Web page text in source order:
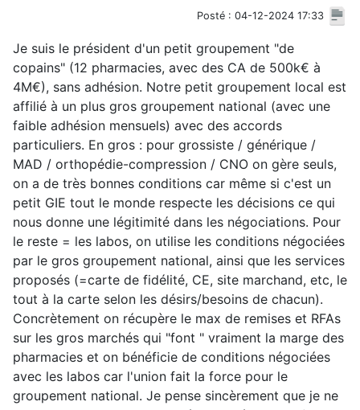
Posté : 04-12-2024 17:33
Je suis le président d'un petit groupement "de
copains" (12 pharmacies, avec des CA de 500k€ à
4M€), sans adhésion. Notre petit groupement local est
affilié à un plus gros groupement national (avec une
faible adhésion mensuels) avec des accords
particuliers. En gros : pour grossiste / générique /
MAD / orthopédie-compression / CNO on gère seuls,
on a de très bonnes conditions car même si c'est un
petit GIE tout le monde respecte les décisions ce qui
nous donne une légitimité dans les négociations. Pour
le reste = les labos, on utilise les conditions négociées
par le gros groupement national, ainsi que les services
proposés (=carte de fidélité, CE, site marchand, etc, le
tout à la carte selon les désirs/besoins de chacun).
Concrètement on récupère le max de remises et RFAs
sur les gros marchés qui "font " vraiment la marge des
pharmacies et on bénéficie de conditions négociées
avec les labos car l'union fait la force pour le
groupement national. Je pense sincèrement que je ne